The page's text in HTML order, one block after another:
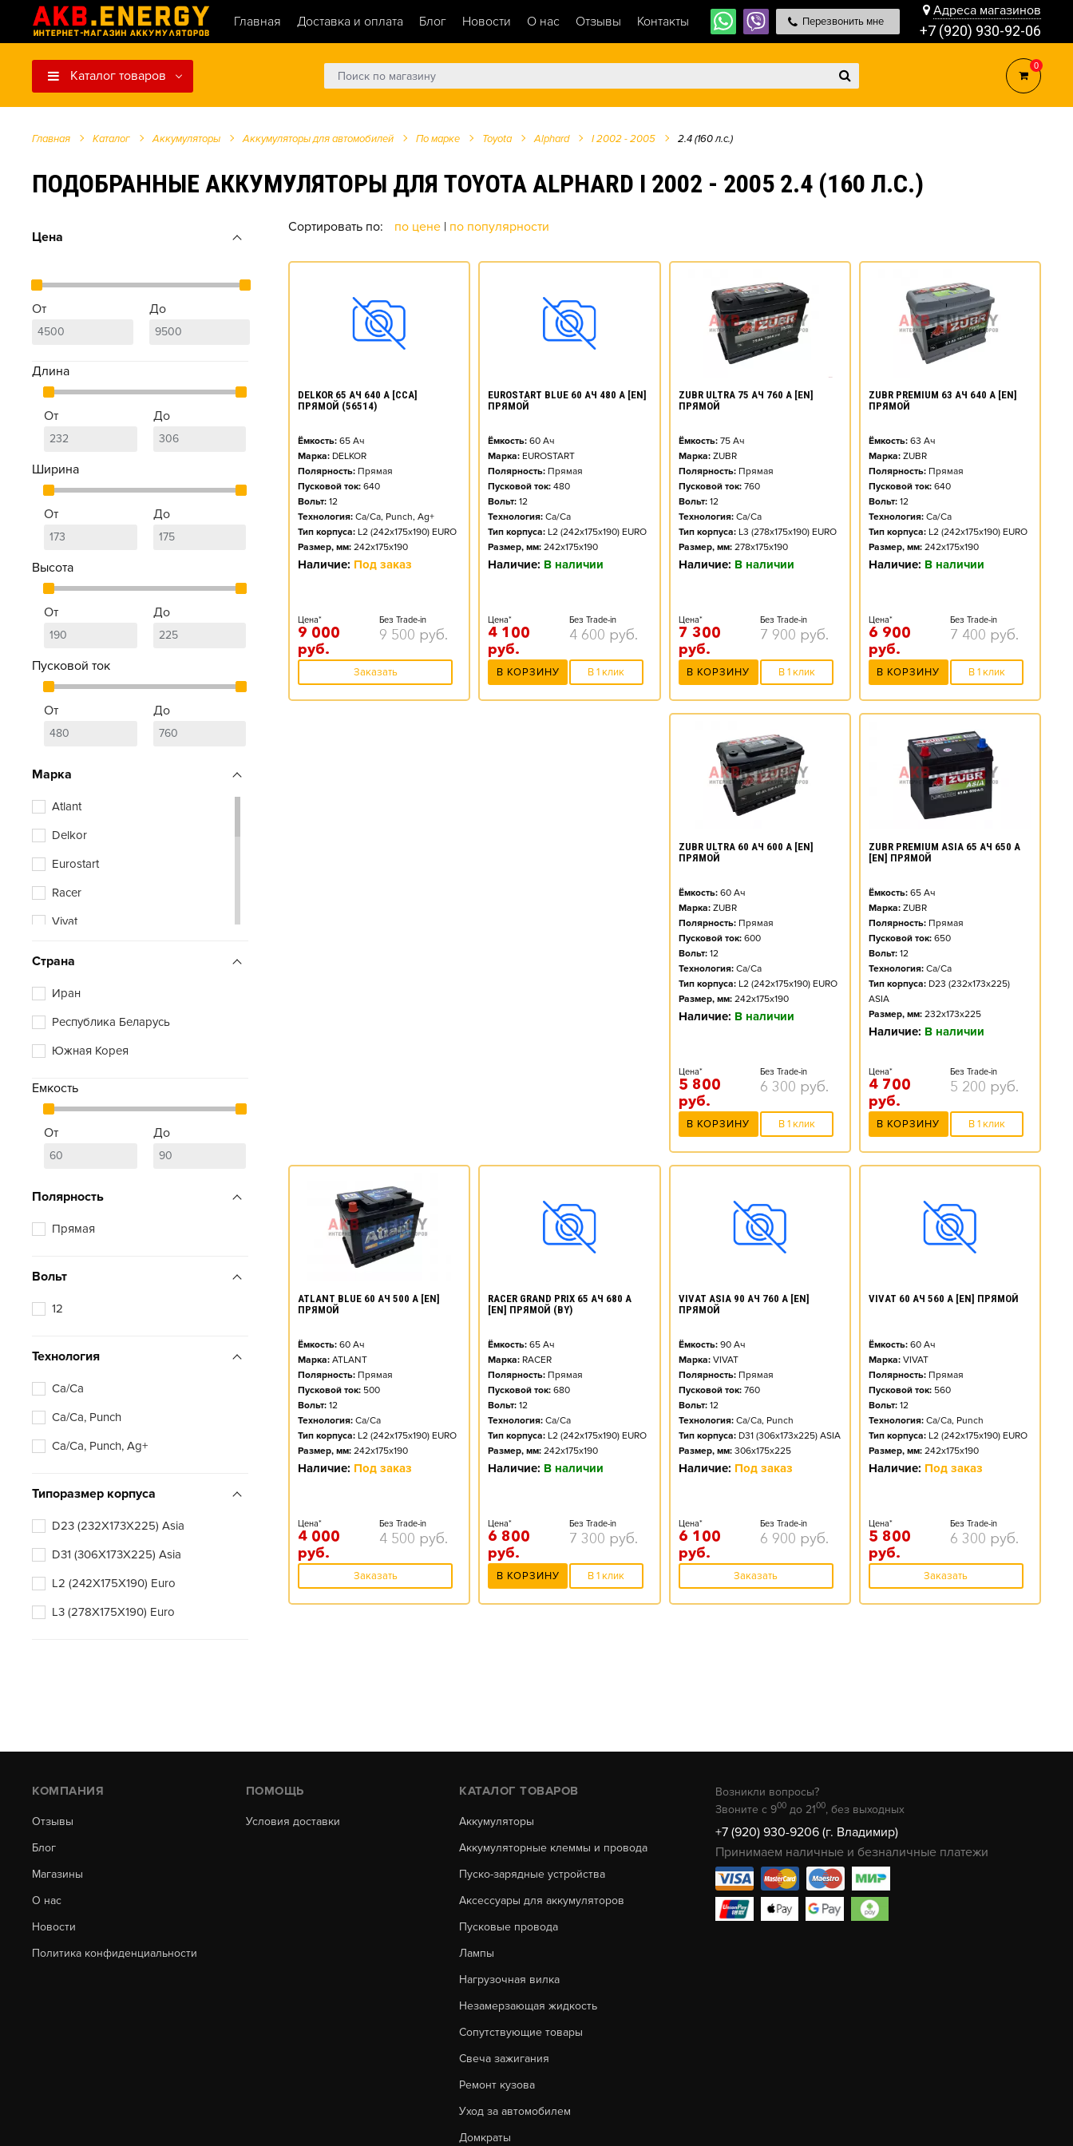
Главная Доставка и оплата Блог Новости О нас Отзывы Контакты Перезвонить мне
Адреса магазинов
+7 (920) 930-92-06
Каталог товаров
0
Главная Каталог Аккумуляторы Аккумуляторы для автомобилей По марке Toyota Alphard I 2002 - 2005 2.4 (160 л.с.)
ПОДОБРАННЫЕ АККУМУЛЯТОРЫ ДЛЯ TOYOTA ALPHARD I 2002 - 2005 2.4 (160 Л.С.)
Цена
От До
Длина
От До
Ширина
От До
Высота
От До
Пусковой ток
От До
Марка
Atlant
Delkor
Eurostart
Racer
Vivat
Страна
Иран
Республика Беларусь
Южная Корея
Емкость
От До
Полярность
Прямая
Вольт
12
Технология
Ca/Ca
Ca/Ca, Punch
Ca/Ca, Punch, Ag+
Типоразмер корпуса
D23 (232X173X225) Asia
D31 (306X173X225) Asia
L2 (242X175X190) Euro
L3 (278X175X190) Euro
Сортировать по: по цене | по популярности
DELKOR 65 АЧ 640 А [CCA]
ПРЯМОЙ (56514)
Ёмкость: 65 Ач
Марка: DELKOR
Полярность: Прямая
Пусковой ток: 640
Вольт: 12
Технология: Ca/Ca, Punch, Ag+
Тип корпуса: L2 (242x175x190) EURO
Размер, мм: 242x175x190
Наличие: Под заказ
Цена*
9 000
руб.
Без Trade-in
9 500 руб.
Заказать
EUROSTART BLUE 60 АЧ 480 А [EN]
ПРЯМОЙ
Ёмкость: 60 Ач
Марка: EUROSTART
Полярность: Прямая
Пусковой ток: 480
Вольт: 12
Технология: Ca/Ca
Тип корпуса: L2 (242x175x190) EURO
Размер, мм: 242x175x190
Наличие: В наличии
Цена*
4 100
руб.
Без Trade-in
4 600 руб.
В КОРЗИНУ В 1 клик
ZUBR ULTRA 75 АЧ 760 А [EN]
ПРЯМОЙ
Ёмкость: 75Ач
Марка: ZUBR
Полярность: Прямая
Пусковой ток: 760
Вольт: 12
Технология: Ca/Ca
Тип корпуса: L3 (278x175x190) EURO
Размер, мм: 278x175x190
Наличие: В наличии
Цена*
7 300
руб.
Без Trade-in
7 900 руб.
В КОРЗИНУ В 1 клик
ZUBR PREMIUM 63 АЧ 640 А [EN]
ПРЯМОЙ
Ёмкость: 63 Ач
Марка: ZUBR
Полярность: Прямая
Пусковой ток: 640
Вольт: 12
Технология: Ca/Ca
Тип корпуса: L2 (242x175x190) EURO
Размер, мм: 242x175x190
Наличие: В наличии
Цена*
6 900
руб.
Без Trade-in
7 400 руб.
В КОРЗИНУ В 1 клик
ZUBR ULTRA 60 АЧ 600 А [EN]
ПРЯМОЙ
Ёмкость: 60Ач
Марка: ZUBR
Полярность: Прямая
Пусковой ток: 600
Вольт: 12
Технология: Ca/Ca
Тип корпуса: L2 (242x175x190) EURO
Размер, мм: 242x175x190
Наличие: В наличии
Цена*
5 800
руб.
Без Trade-in
6 300 руб.
В КОРЗИНУ В 1 клик
ZUBR PREMIUM ASIA 65 АЧ 650 А
[EN] ПРЯМОЙ
Ёмкость: 65Ач
Марка: ZUBR
Полярность: Прямая
Пусковой ток: 650
Вольт: 12
Технология: Ca/Ca
Тип корпуса: D23 (232x173x225)
ASIA
Размер, мм: 232x173x225
Наличие: В наличии
Цена*
4 700
руб.
Без Trade-in
5 200 руб.
В КОРЗИНУ В 1 клик
ATLANT BLUE 60 АЧ 500 А [EN]
ПРЯМОЙ
Ёмкость: 60 Ач
Марка: ATLANT
Полярность: Прямая
Пусковой ток: 500
Вольт: 12
Технология: Ca/Ca
Тип корпуса: L2 (242x175x190) EURO
Размер, мм: 242x175x190
Наличие: Под заказ
Цена*
4 000
руб.
Без Trade-in
4 500 руб.
Заказать
RACER GRAND PRIX 65 АЧ 680 А
[EN] ПРЯМОЙ (BY)
Ёмкость: 65 Ач
Марка: RACER
Полярность: Прямая
Пусковой ток: 680
Вольт: 12
Технология: Ca/Ca
Тип корпуса: L2 (242x175x190) EURO
Размер, мм: 242x175x190
Наличие: В наличии
Цена*
6 800
руб.
Без Trade-in
7 300 руб.
В КОРЗИНУ В 1 клик
VIVAT ASIA 90 АЧ 760 А [EN]
ПРЯМОЙ
Ёмкость: 90Ач
Марка: VIVAT
Полярность: Прямая
Пусковой ток: 760
Вольт: 12
Технология: Ca/Ca, Punch
Тип корпуса: D31 (306x173x225) ASIA
Размер, мм: 306x175x225
Наличие: Под заказ
Цена*
6 100
руб.
Без Trade-in
6 900 руб.
Заказать
VIVAT 60 АЧ 560 А [EN] ПРЯМОЙ
Ёмкость: 60Ач
Марка: VIVAT
Полярность: Прямая
Пусковой ток: 560
Вольт: 12
Технология: Ca/Ca, Punch
Тип корпуса: L2 (242x175x190) EURO
Размер, мм: 242x175x190
Наличие: Под заказ
Цена*
5 800
руб.
Без Trade-in
6 300 руб.
Заказать
КОМПАНИЯ
Отзывы
Блог
Магазины
О нас
Новости
Политика конфиденциальности
ПОМОЩЬ
Условия доставки
КАТАЛОГ ТОВАРОВ
Аккумуляторы
Аккумуляторные клеммы и провода
Пуско-зарядные устройства
Аксессуары для аккумуляторов
Пусковые провода
Лампы
Нагрузочная вилка
Незамерзающая жидкость
Сопутствующие товары
Свеча зажигания
Ремонт кузова
Уход за автомобилем
Домкраты
Возникли вопросы?
Звоните с 900 до 2100, без выходных
+7 (920) 930-9206 (г. Владимир)
Принимаем наличные и безналичные платежи